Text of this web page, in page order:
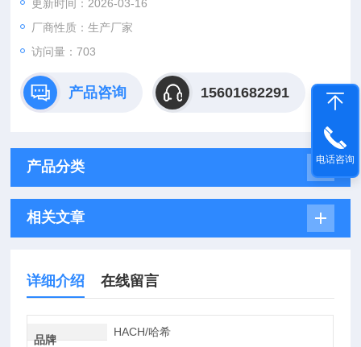
更新时间：2026-03-16
厂商性质：生产厂家
访问量：703
产品咨询 15601682291
产品分类
相关文章
详细介绍 在线留言
品牌
HACH/哈希
电话咨询